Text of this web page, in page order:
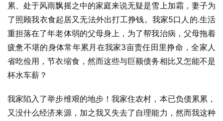
累、处于风雨飘摇之中的家庭来说无疑是雪上加霜，妻子为
了照顾我衣食起居又无法外出打工挣钱。我家5口人的.生活
重担落在了年老体弱的父母身上，为了帮我治病，父母拖着
疲惫不堪的身体常年累月在我家3亩责任田里挣命，全家人
省吃俭用，节衣缩食，然而这些与巨额债务相比又怎能不是
杯水车薪？
我家陷入了举步维艰的地步！我家住农村，本已负债累累，
又没什么经济来源，加之我又失去了自理能力，然而我这种